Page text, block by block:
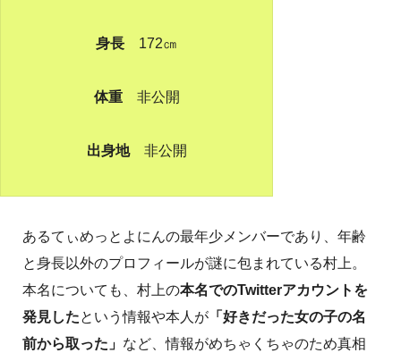
身長 172㎝
体重 非公開
出身地 非公開
あるてぃめっとよにんの最年少メンバーであり、年齢
と身長以外のプロフィールが謎に包まれている村上。
本名についても、村上の本名でのTwitterアカウントを
発見したという情報や本人が 「好きだった女の子の名
前から取った」 など、情報がめちゃくちゃのため真相